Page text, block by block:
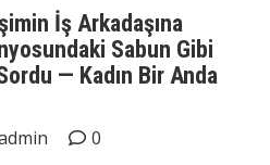
İş Arkadaşına
Sabun Gibi
— Kadın Bir Anda
0